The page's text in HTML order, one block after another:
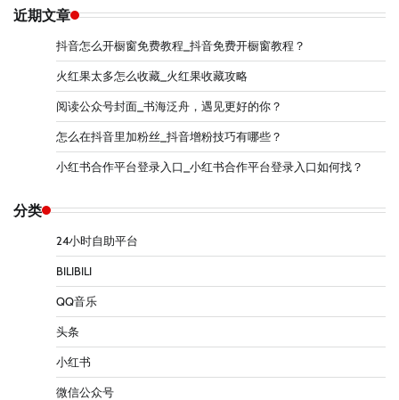
近期文章
抖音怎么开橱窗免费教程_抖音免费开橱窗教程？
火红果太多怎么收藏_火红果收藏攻略
阅读公众号封面_书海泛舟，遇见更好的你？
怎么在抖音里加粉丝_抖音增粉技巧有哪些？
小红书合作平台登录入口_小红书合作平台登录入口如何找？
分类
24小时自助平台
BILIBILI
QQ音乐
头条
小红书
微信公众号